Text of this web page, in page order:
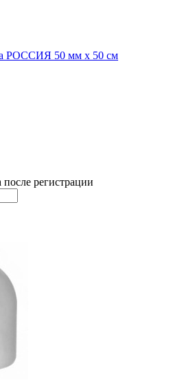
РОССИЯ 50 мм х 50 см
регистрации